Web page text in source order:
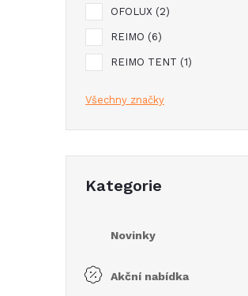
l
OFOLUX 2
REIMO 6
REIMO TENT 1
Všechny značky
kategorie
Kategorie
Novinky
Akční nabídka